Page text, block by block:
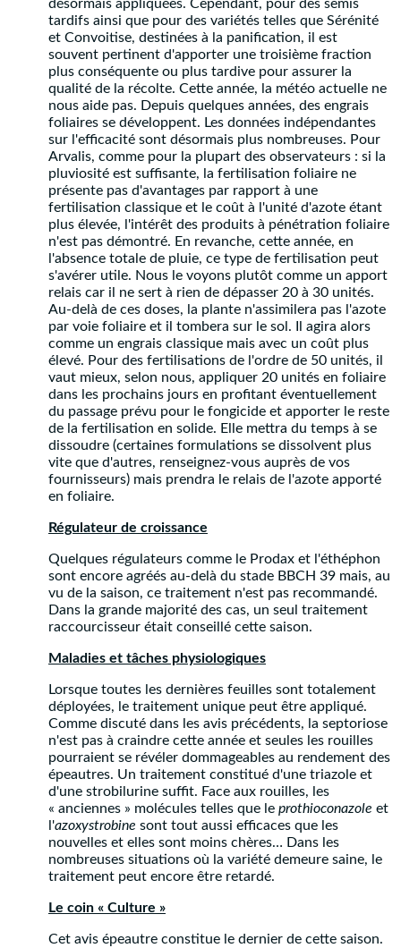
désormais appliquées. Cependant, pour des semis
tardifs ainsi que pour des variétés telles que Sérénité
et Convoitise, destinées à la panification, il est
souvent pertinent d'apporter une troisième fraction
plus conséquente ou plus tardive pour assurer la
qualité de la récolte. Cette année, la météo actuelle ne
nous aide pas. Depuis quelques années, des engrais
foliaires se développent. Les données indépendantes
sur l'efficacité sont désormais plus nombreuses. Pour
Arvalis, comme pour la plupart des observateurs : si la
pluviosité est suffisante, la fertilisation foliaire ne
présente pas d'avantages par rapport à une
fertilisation classique et le coût à l'unité d'azote étant
plus élevée, l'intérêt des produits à pénétration foliaire
n'est pas démontré. En revanche, cette année, en
l'absence totale de pluie, ce type de fertilisation peut
s'avérer utile. Nous le voyons plutôt comme un apport
relais car il ne sert à rien de dépasser 20 à 30 unités.
Au-delà de ces doses, la plante n'assimilera pas l'azote
par voie foliaire et il tombera sur le sol. Il agira alors
comme un engrais classique mais avec un coût plus
élevé. Pour des fertilisations de l'ordre de 50 unités, il
vaut mieux, selon nous, appliquer 20 unités en foliaire
dans les prochains jours en profitant éventuellement
du passage prévu pour le fongicide et apporter le reste
de la fertilisation en solide. Elle mettra du temps à se
dissoudre (certaines formulations se dissolvent plus
vite que d'autres, renseignez-vous auprès de vos
fournisseurs) mais prendra le relais de l'azote apporté
en foliaire.
Régulateur de croissance
Quelques régulateurs comme le Prodax et l'éthéphon
sont encore agréés au-delà du stade BBCH 39 mais, au
vu de la saison, ce traitement n'est pas recommandé.
Dans la grande majorité des cas, un seul traitement
raccourcisseur était conseillé cette saison.
Maladies et tâches physiologiques
Lorsque toutes les dernières feuilles sont totalement
déployées, le traitement unique peut être appliqué.
Comme discuté dans les avis précédents, la septoriose
n'est pas à craindre cette année et seules les rouilles
pourraient se révéler dommageables au rendement des
épeautres. Un traitement constitué d'une triazole et
d'une strobilurine suffit. Face aux rouilles, les
« anciennes » molécules telles que le prothioconazole et
l'azoxystrobine sont tout aussi efficaces que les
nouvelles et elles sont moins chères… Dans les
nombreuses situations où la variété demeure saine, le
traitement peut encore être retardé.
Le coin « Culture »
Cet avis épeautre constitue le dernier de cette saison.